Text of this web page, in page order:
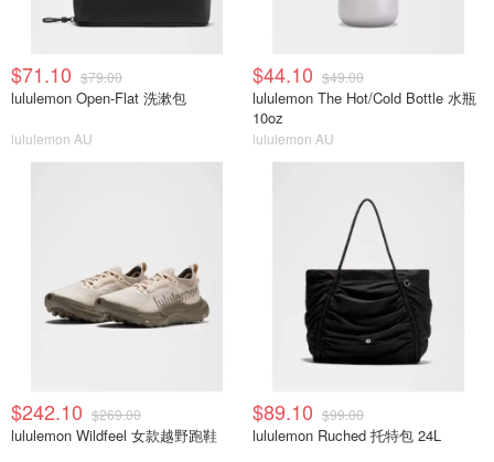
$71.10 $79.00
lululemon Open-Flat 洗漱包
lululemon AU
$44.10 $49.00
lululemon The Hot/Cold Bottle 水瓶
10oz
lululemon AU
$242.10 $269.00
lululemon Wildfeel 女款越野跑鞋
$89.10 $99.00
lululemon Ruched 托特包 24L